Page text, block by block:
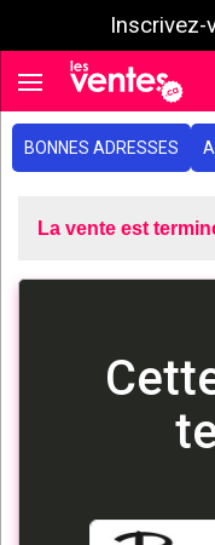
Toggle navigation
BONNES ADRESSES
La vente est